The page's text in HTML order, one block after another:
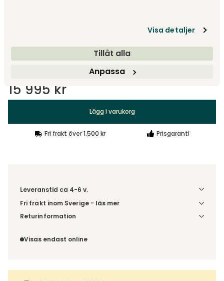
Visa detaljer
Tillåt alla
Anpassa
15 995 kr
Visa fler +1
15 995 kr
Lägg i varukorg
Fri frakt över 1.500 kr Prisgaranti
Leveranstid ca 4-6 v.
Fri frakt inom Sverige - läs mer
Denna vara skickas till din port/tomtgräns. Innan leverans
ordern tillsammans.
Returinformation
inte av ångerrätten.
Visas endast online